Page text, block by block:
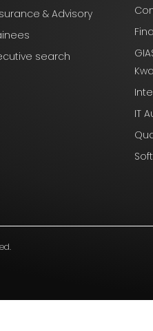
& Advisory
search
IT